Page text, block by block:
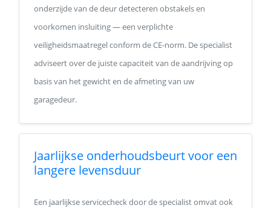
onderzijde van de deur detecteren obstakels en
voorkomen insluiting — een verplichte
veiligheidsmaatregel conform de CE-norm. De specialist
adviseert over de juiste capaciteit van de aandrijving op
basis van het gewicht en de afmeting van uw
garagedeur.
Jaarlijkse onderhoudsbeurt voor een
langere levensduur
Een jaarlijkse servicecheck door de specialist omvat ook